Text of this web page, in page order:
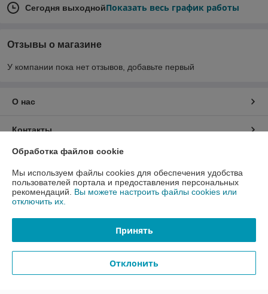
Сегодня выходнойПоказать весь график работы
Отзывы о магазине
У компании пока нет отзывов, добавьте первый
О нас
Контакты
Доставка и оплата
График работы
Политика обработки cookies
Обработка файлов cookie
Мы используем файлы cookies для обеспечения удобства
пользователей портала и предоставления персональных
рекомендаций. Вы можете настроить файлы cookies или
отключить их.
Принять
Отклонить